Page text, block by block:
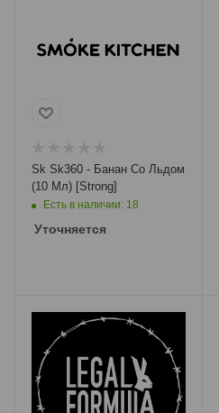
Sk Sk360 - Банан Со Льдом
(10 Мл) [Strong]
Есть в наличии: 18
Уточняется